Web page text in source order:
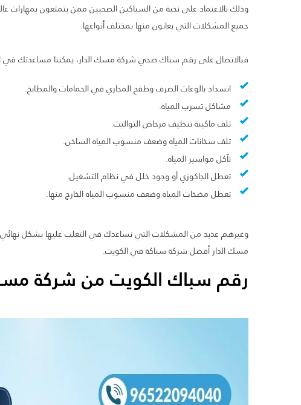
وذلك بالاعتماد على نخبة من السباكين الصحيين ممن يتمتعون بمهارات
جميع المشكلات التي يعانون منها بمختلف أنواعها.
فبالاتصال على رقم سباك صحي شركة مسك الدار، يمكننا مساعدتك
انسداد بالوعات الصرف وطفح المجاري في الحمامات والمطابخ.
مشاكل تسرب المياه.
تلف ماكينة تنظيف مرحاض التواليت.
تلف سخانات المياه وضعف منسوب المياه الساخن.
تآكل مواسير المياه.
تعطل الجاكوزي أو وجود خلل في نظام التشغيل.
تعطل مضخات المياه وضعف منسوب المياه الخارج منها.
وغيرهم عديد من المشكلات التي نساعدك في التغلب عليها بشكل
مسك الدار أفضل شركة سباكة في الكويت.
رقم سباك الكويت من شركة